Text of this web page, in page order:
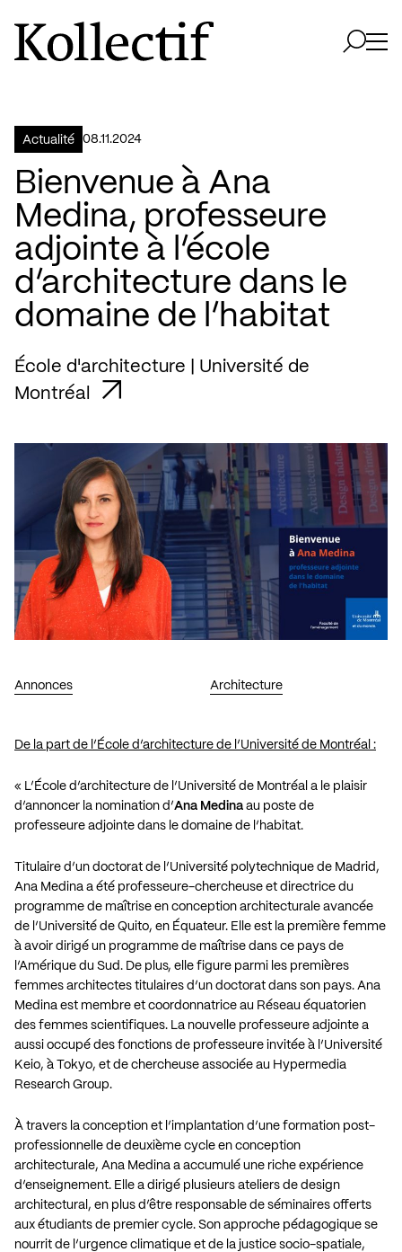
Aller à la page d'accueil
Logo Kollectif
Actualité 08.11.2024
Bienvenue à Ana
Medina, professeure
adjointe à l’école
d’architecture dans le
domaine de l’habitat
École d'architecture | Université de
Montréal
Annonces Architecture
De la part de l’École d’architecture de l’Université de Montréal :
« L’École d’architecture de l’Université de Montréal a le plaisir
d’annoncer la nomination d’Ana Medina au poste de
professeure adjointe dans le domaine de l’habitat.
Titulaire d’un doctorat de l’Université polytechnique de Madrid,
Ana Medina a été professeure-chercheuse et directrice du
programme de maîtrise en conception architecturale avancée
de l’Université de Quito, en Équateur. Elle est la première femme
à avoir dirigé un programme de maîtrise dans ce pays de
l’Amérique du Sud. De plus, elle figure parmi les premières
femmes architectes titulaires d’un doctorat dans son pays. Ana
Medina est membre et coordonnatrice au Réseau équatorien
des femmes scientifiques. La nouvelle professeure adjointe a
aussi occupé des fonctions de professeure invitée à l’Université
Keio, à Tokyo, et de chercheuse associée au Hypermedia
Research Group.
À travers la conception et l’implantation d’une formation post-
professionnelle de deuxième cycle en conception
architecturale, Ana Medina a accumulé une riche expérience
d’enseignement. Elle a dirigé plusieurs ateliers de design
architectural, en plus d’être responsable de séminaires offerts
aux étudiants de premier cycle. Son approche pédagogique se
nourrit de l’urgence climatique et de la justice socio-spatiale,